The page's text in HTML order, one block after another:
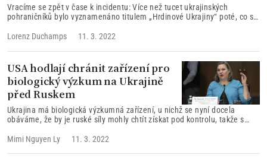
Vracíme se zpět v čase k incidentu: Více než tucet ukrajinských
pohraničníků bylo vyznamenáno titulem „Hrdinové Ukrajiny“ poté, co se
před ruským bombovým útokem. Podle ukrajinského námořnictva jsou
Lorenz Duchamps 11. 3. 2022
USA hodlají chránit zařízení pro
biologický výzkum na Ukrajině
před Ruskem
Ukrajina má biologická výzkumná zařízení, u nichž se nyní docela
obáváme, že by je ruské síly mohly chtít získat pod kontrolu, takže s
výzkumných materiálů dostal do rukou ruských sil, řekla náměstkyně.
Mimi Nguyen Ly 11. 3. 2022